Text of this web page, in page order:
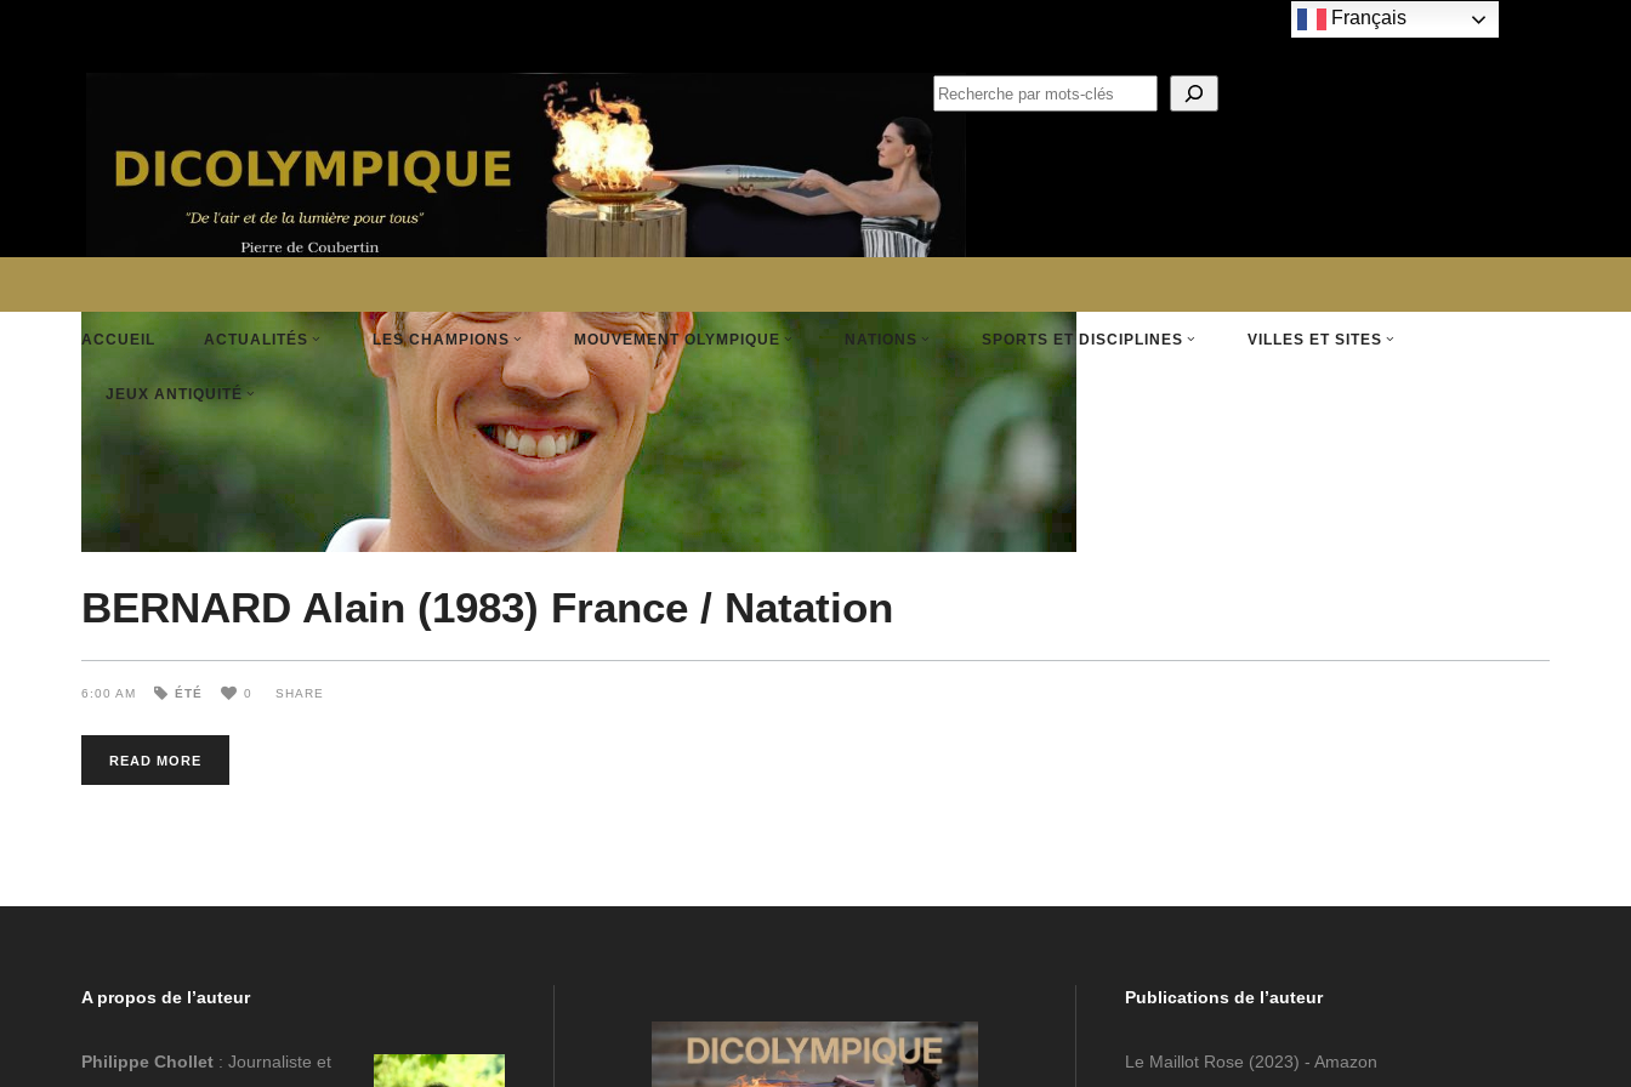
ACCUEIL ACTUALITÉS LES CHAMPIONS MOUVEMENT OLYMPIQUE NATIONS SPORTS ET DISCIPLINES VILLES ET SITES
JEUX ANTIQUITÉ
BERNARD Alain (1983) France / Natation
6:00 AM ÉTÉ 0 SHARE
READ MORE
A propos de l’auteur
Philippe Chollet : Journaliste et
Publications de l’auteur
Le Maillot Rose (2023) - Amazon
Français